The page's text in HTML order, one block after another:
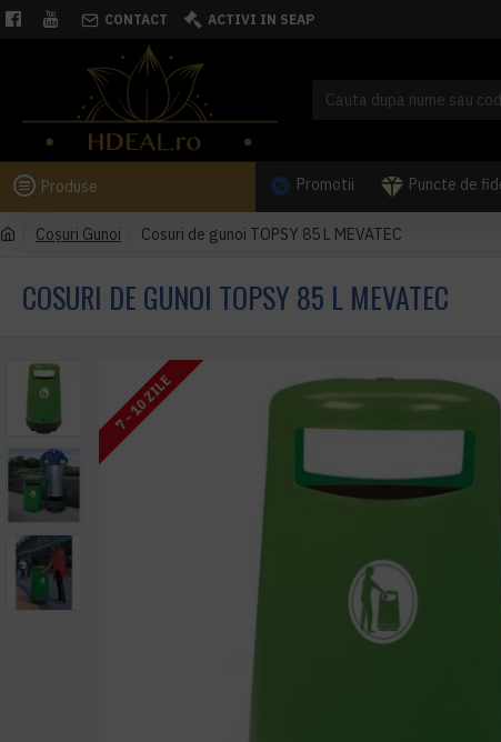
CONTACT ACTIVI IN SEAP
Produse Promotii Puncte de
Coşuri Gunoi Cosuri de gunoi TOPSY 85 L MEVATEC
COSURI DE GUNOI TOPSY 85 L MEVATEC
7 - 10 ZILE